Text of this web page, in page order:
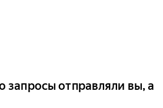
запросы отправляли вы, а